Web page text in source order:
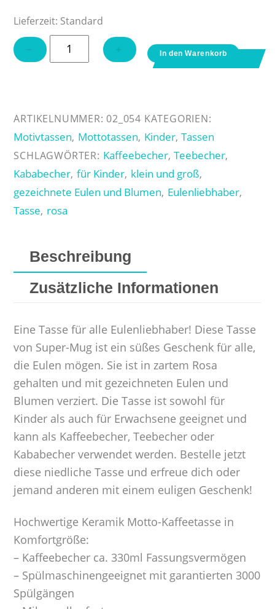
Lieferzeit: Standard
−
Tasse
Eulen
+ In den Warenkorb
ARTIKELNUMMER: 02_054 KATEGORIEN:
Motivtassen, Mottotassen, Kinder,Tassen
SCHLAGWÖRTER: Kaffeebecher,Teebecher,
Kababecher, für Kinder, klein und groß,
gezeichnete Eulen und Blumen, Eulenliebhaber,
Tasse, rosa
Beschreibung
Zusätzliche Informationen
Eine Tasse für alle Eulenliebhaber! Diese Tasse
von Super-Mug ist ein süßes Geschenk für alle,
die Eulen mögen. Sie ist in zartem Rosa
gehalten und mit gezeichneten Eulen und
Blumen verziert. Die Tasse ist sowohl für
Kinder als auch für Erwachsene geeignet und
kann als Kaffeebecher, Teebecher oder
Kababecher verwendet werden. Bestelle jetzt
diese niedliche Tasse und erfreue dich oder
jemand anderen mit einem euligen Geschenk!
Hochwertige Keramik Motto-Kaffeetasse in
Komfortgröße:
– Kaffeebecher ca. 330ml Fassungsvermögen
– Spülmaschinengeeignet mit garantierten 3000
Spülgängen